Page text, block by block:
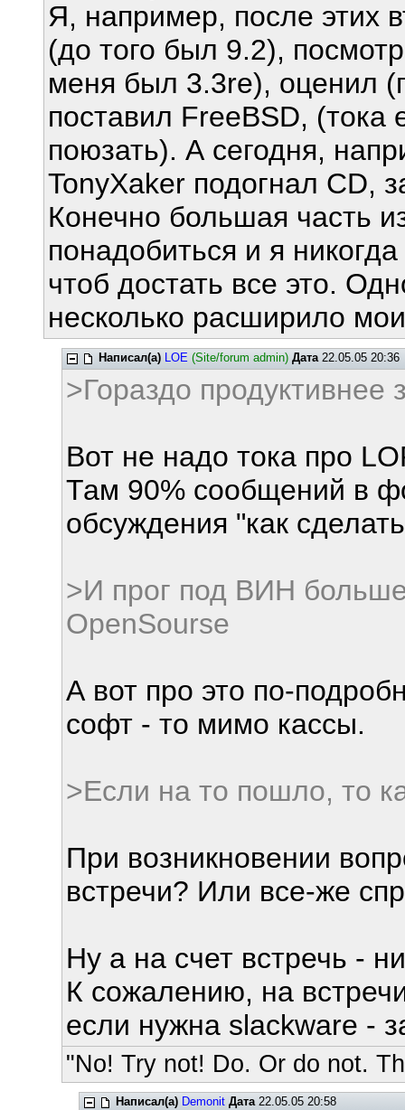
Я, например, после этих
(до того был 9.2),
меня был 3.3re), оценил
поставил FreeBSD, (тока
поюзать). А сегодня,
TonyXaker подогнал CD,
Конечно большая часть
понадобиться и я
чтоб достать все это.
несколько расширило
Написал(а) LOE (Site/forum admin) Дата22.05.05 20:36
>Гораздо продуктивнее
Вот не надо тока про
Там 90% сообщений в
обсуждения "как
>И прог под ВИН
OpenSourse
А вот про это по-
софт - то мимо кассы.
>Если на то пошло, то
При возникновении
встречи? Или все-же
Ну а на счет встречь -
К сожалению, на
если нужна slackware -
"No! Try not! Do. Or do not.
Написал(а) Demonit Дата22.05.05 20:58